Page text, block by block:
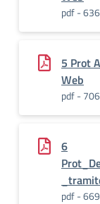
pdf -
5 Prot
Web
pdf -
6
pdf -